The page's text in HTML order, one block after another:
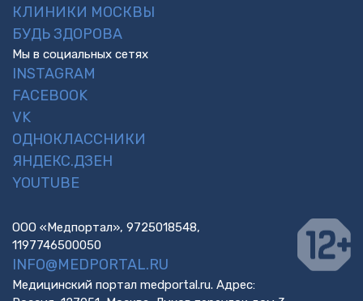
КЛИНИКИ МОСКВЫ
БУДЬ ЗДОРОВА
Мы в социальных сетях
INSTAGRAM
FACEBOOK
VK
ОДНОКЛАССНИКИ
ЯНДЕКС.ДЗЕН
YOUTUBE
ООО «Медпортал», 9725018548,
1197746500050
INFO@MEDPORTAL.RU
Медицинский портал medportal.ru. Адрес: